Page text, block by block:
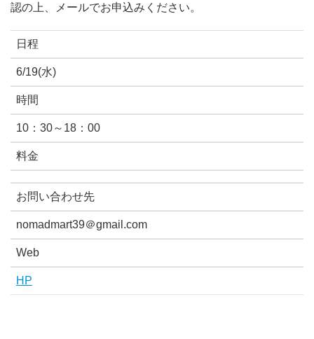
認の上、メールでお申込みください。
日程
6/19(水)
時間
10：30～18：00
料金
お問い合わせ先
nomadmart39＠gmail.com
Web
HP